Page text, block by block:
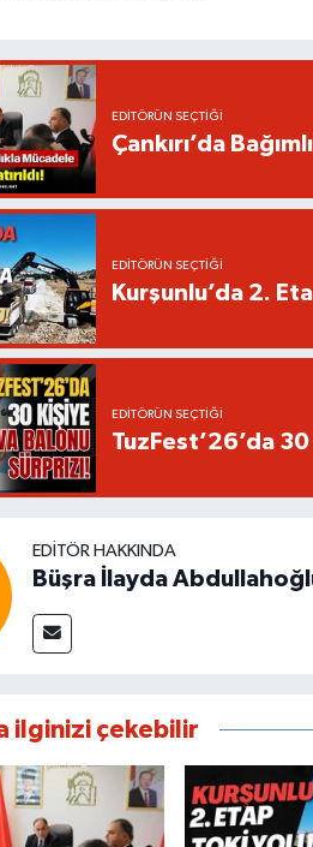
EDITÖRÜN SEÇTIĞI
Çankırı’da
EDITÖRÜN SEÇTIĞI
Kurşunlu’da 2.
EDITÖRÜN SEÇTIĞI
TuzFest’26’da
EDITÖR HAKKINDA
Büşra İlayda
ilginizi çekebilir